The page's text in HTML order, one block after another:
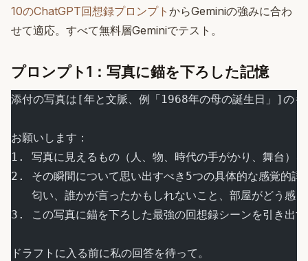
10のChatGPT回想録プロンプト からGeminiの強みに合わ
せて適応。すべて無料層Geminiでテスト。
プロンプト1：写真に錨を下ろした記憶
添付の写真は[年と文脈、例「1968年の母の誕生日」]のも
お願いします：
1. 写真に見えるもの（人、物、時代の手がかり、舞台）
2. その瞬間について思い出すべき5つの具体的な感覚的詳
匂い、誰かが言ったかもしれないこと、部屋がどう感
3. この写真に錨を下ろした最強の回想録シーンを引き出
ドラフトに入る前に私の回答を待って。